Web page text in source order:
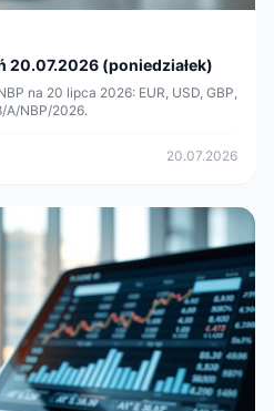
20.07.2026 (poniedziałek)
na 20 lipca 2026: EUR, USD, GBP,
A/NBP/2026.
20.07.2026